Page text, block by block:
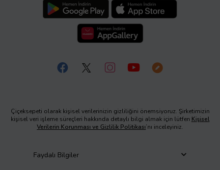
Çiçeksepeti olarak kişisel verilerinizin gizliliğini önemsiyoruz. Şirketimizin
kişisel veri işleme süreçleri hakkında detaylı bilgi almak için lütfen Kişisel
Verilerin Korunması ve Gizlilik Politikası’nı inceleyiniz.
Faydalı Bilgiler